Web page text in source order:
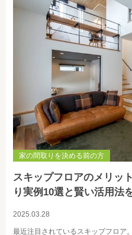
家の間取りを決める前の方
スキップフロアのメリッ
り実例10選と賢い活用法
2025.03.28
最近注目されているスキップフロア